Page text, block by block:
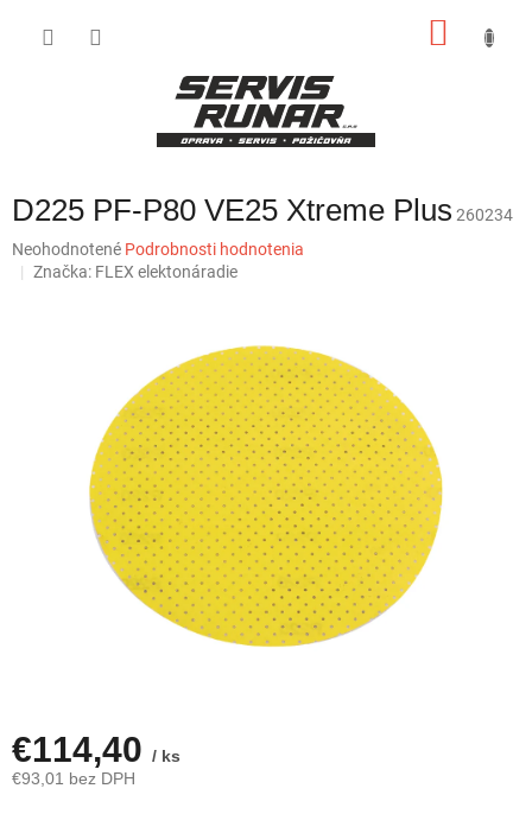
D225 PF-P80 VE25 Xtreme Plus 260234
Priemerné
hodnotenie
Neohodnotené Podrobnosti hodnotenia
Značka: FLEX elektonáradie
€114,40 / ks
€93,01 bez DPH